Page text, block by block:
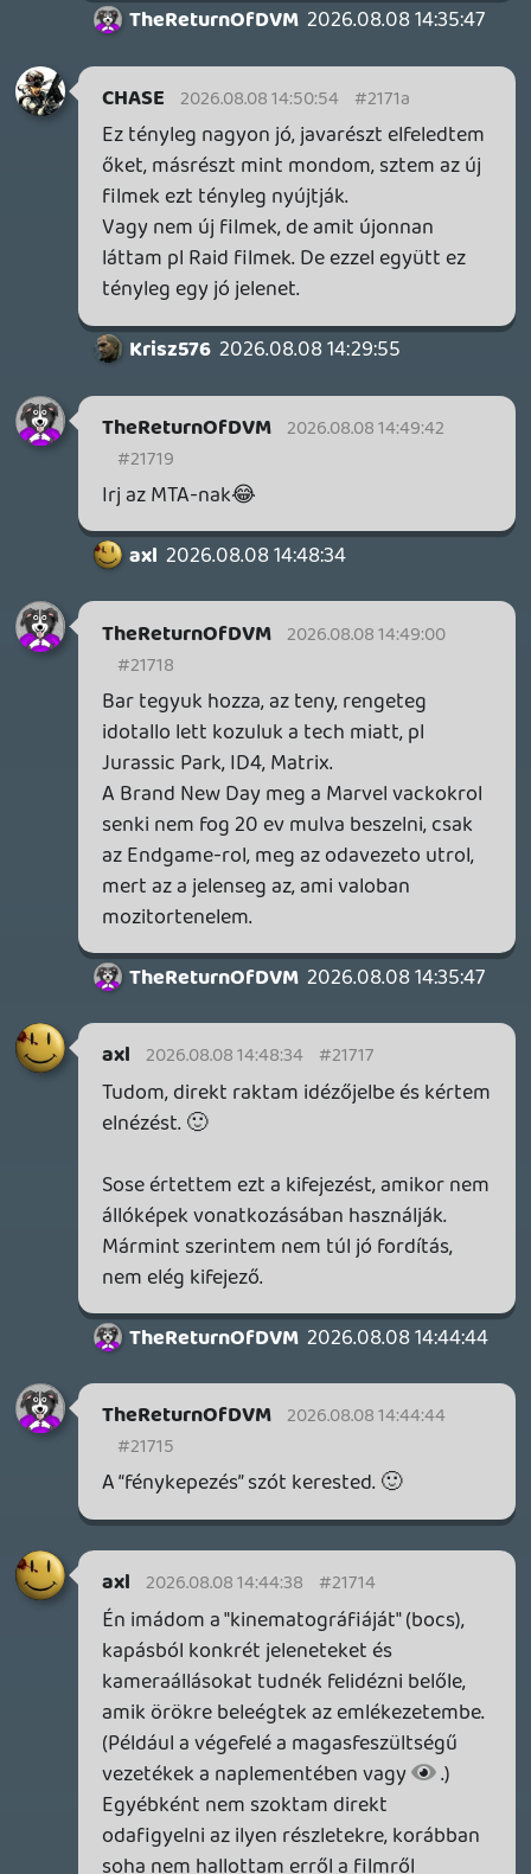
Amúgy meg a Pusztító véletlenül maradt
le nálam a listából. Mintapéldája az
emlékezetes rosszfiúknak és eredeti
klasszikus dumáknak!
CHASE 2026.08.08 14:10:38
TheReturnOfDVM 2026.08.08 14:16:35
*rengeteg
TheReturnOfDVM 2026.08.08 14:16:08
TheReturnOfDVM 2026.08.08 14:16:08
#2170l
(A magam részéről mondjuk sose értettem
a Hetedik körüli nagy kultuszt, a nyomozás
előrángatott, ahogy a végén eljutnak a
gyilkosig. Az egyes gyilkosságok helyszínei
kreatívak voltak, meg ja, a végén a what's
in the box, de akkoriban évente rengetek
ilyen típusú film jött ki, pl Bone Collector,
TheReturnOfDVM 2026.08.08 14:14:23
TheReturnOfDVM 2026.08.08 14:14:23
#2170k
Ezen túl viszont semmi, sőt.
Más műfaj a kettő.
Az első Fűrész lényegében egy egyszobás
kamaradráma volt, egy csavarral a végén,
és az akkoriban divat gore festtel.
A Hetedik egy nyomozós thriller volt, ahol
ezen is volt a hangsúly, a visszafejtésen.
Az alma meg a málna is gyümölcs, de így
ennyi.
CHASE 2026.08.08 13:56:32
axl
Egyrészt, másrészt a kezükbe adott
(hamis) választási lehetőségek és a
kreatív(?) halálnemek / büntetések miatt. A
Fűrészt csak egyszer láttam és elég régen,
megcsinálta a He7ediket relatíve kis
büdzséből, sztárparádé nélkül. Egyébként
pedig alapvetően teszett a film, szóval
nem azért írom, hogy mindenfélének
lehordjam, csak soha nem értettem az
üdítően eredeti kitételt vele kapcsolatban.
Szerintem pusztán egy jól megcsinált,
alacsony költségvetésű horror pár saját-
ötlettel.
CHASE 2026.08.08 14:10:38 #2170h
Na tessék, ilyesmiről beszélsz:
Gyerekkorom egyik nagy klasszikusa,
direkt magyarul.
Krisz576
2026.08.08 13:31:06